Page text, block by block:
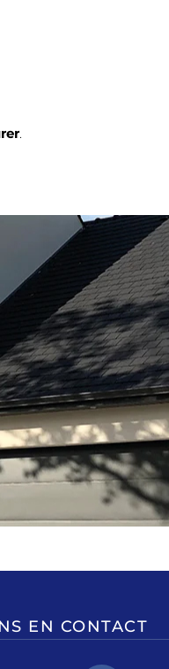
.
EN CONTACT